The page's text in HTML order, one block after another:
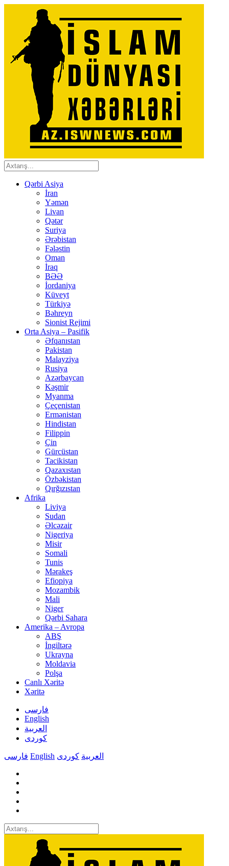
Qərbi Asiya
İran
Yəmən
Livan
Qətər
Suriya
Ərəbistan
Fələstin
Oman
İraq
BƏƏ
İordaniya
Küveyt
Türkiyə
Bəhreyn
Sionist Rejimi
Orta Asiya – Pasifik
Əfqanıstan
Pakistan
Malayziya
Rusiya
Azərbaycan
Kəşmir
Myanma
Çeçenistan
Ermənistan
Hindistan
Filippin
Çin
Gürcüstan
Tacikistan
Qazaxıstan
Özbəkistan
Qırğızıstan
Afrika
Liviya
Sudan
Əlcəzair
Nigeriya
Misir
Somali
Tunis
Mərakeş
Efiopiya
Mozambik
Mali
Niger
Qərbi Sahara
Amerika – Avropa
ABŞ
İngiltərə
Ukrayna
Moldavia
Polşa
Canlı Xəritə
Xəritə
فارسی
English
العربیة
کوردی
فارسی English العربیة کوردی